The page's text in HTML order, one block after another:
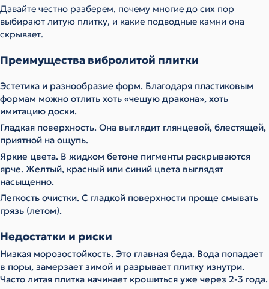
Давайте честно разберем, почему многие до сих пор
выбирают литую плитку, и какие подводные камни она
скрывает.
Преимущества вибролитой плитки
Эстетика и разнообразие форм. Благодаря пластиковым
формам можно отлить хоть «чешую дракона», хоть
имитацию доски.
Гладкая поверхность. Она выглядит глянцевой, блестящей,
приятной на ощупь.
Яркие цвета. В жидком бетоне пигменты раскрываются
ярче. Желтый, красный или синий цвета выглядят
насыщенно.
Легкость очистки. С гладкой поверхности проще смывать
грязь (летом).
Недостатки и риски
Низкая морозостойкость. Это главная беда. Вода попадает
в поры, замерзает зимой и разрывает плитку изнутри.
Часто литая плитка начинает крошиться уже через 2-3 года.